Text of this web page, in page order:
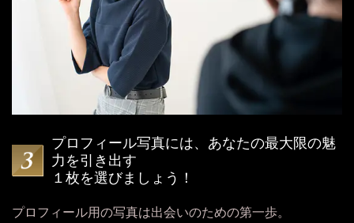
プロフィール写真には、あなたの最大限の魅
力を引き出す
１枚を選びましょう！
プロフィール用の写真は出会いのための第一歩。